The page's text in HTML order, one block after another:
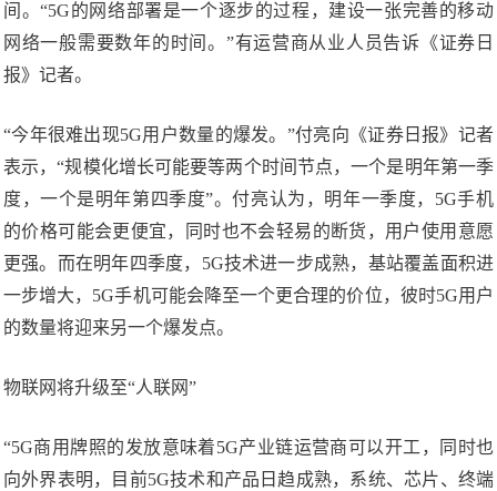
间。“5G的网络部署是一个逐步的过程，建设一张完善的移动
网络一般需要数年的时间。”有运营商从业人员告诉《证券日
报》记者。
“今年很难出现5G用户数量的爆发。”付亮向《证券日报》记者
表示，“规模化增长可能要等两个时间节点，一个是明年第一季
度，一个是明年第四季度”。付亮认为，明年一季度，5G手机
的价格可能会更便宜，同时也不会轻易的断货，用户使用意愿
更强。而在明年四季度，5G技术进一步成熟，基站覆盖面积进
一步增大，5G手机可能会降至一个更合理的价位，彼时5G用户
的数量将迎来另一个爆发点。
物联网将升级至“人联网”
“5G商用牌照的发放意味着5G产业链运营商可以开工，同时也
向外界表明，目前5G技术和产品日趋成熟，系统、芯片、终端